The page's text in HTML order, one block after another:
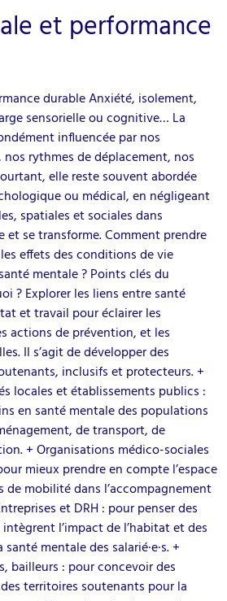
et performance
durable Anxiété, isolement,
sensorielle ou cognitive… La
influencée par nos
rythmes de déplacement, nos
elle reste souvent abordée
ou médical, en négligeant
spatiales et sociales dans
et se transforme. Comment prendre
effets des conditions de vie
mentale ? Points clés du
? Explorer les liens entre santé
et travail pour éclairer les
actions de prévention, et les
Il s’agit de développer des
inclusifs et protecteurs. +
locales et établissements publics :
en santé mentale des populations
de transport, de
+ Organisations médico-sociales
mieux prendre en compte l’espace
mobilité dans l’accompagnement
et DRH : pour penser des
l’impact de l’habitat et des
mentale des salarié·e·s. +
bailleurs : pour concevoir des
territoires soutenants pour la